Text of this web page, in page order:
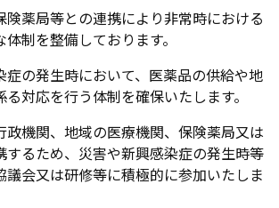
険薬局等との連携により非常時における
制を整備しております。
の発生時において、医薬品の供給や地
対応を行う体制を確保いたします。
機関、地域の医療機関、保険薬局又は
するため、災害や新興感染症の発生時等
議会又は研修等に積極的に参加いたしま